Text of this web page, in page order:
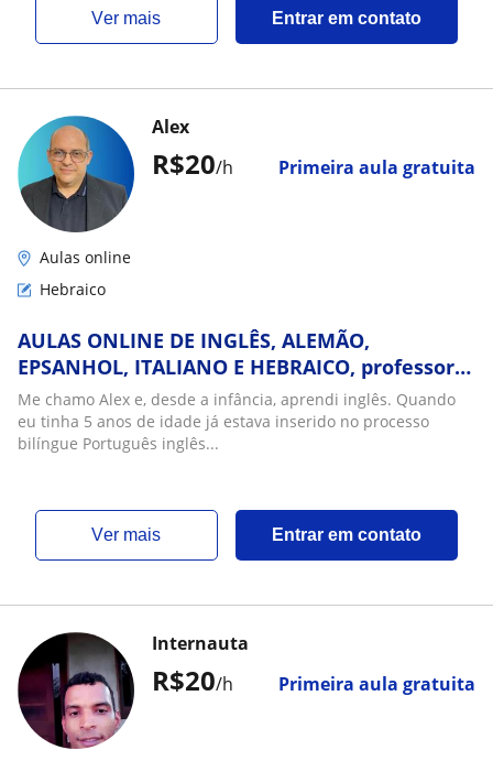
ver mais Entrar em contato
R$20/h Primeira aula gratuita
Alex
Aulas online
Hebraico
AULAS ONLINE DE INGLÊS, ALEMÃO,
EPSANHOL, ITALIANO E HEBRAICO, professor
com mais de 20 anos de experiência em
idiomas
Me chamo Alex e, desde a infância, aprendi inglês. Quando
eu tinha 5 anos de idade já estava inserido no processo
bilíngue Português inglês...
ver mais Entrar em contato
R$20/h Primeira aula gratuita
Internauta